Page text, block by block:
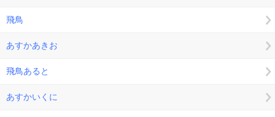
飛鳥
あすかあきお
飛鳥あると
あすかいくに